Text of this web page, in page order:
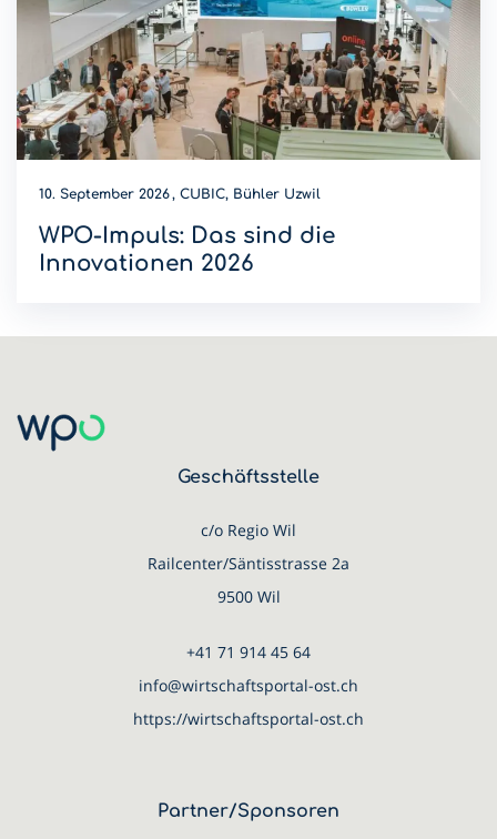
10. September 2026 CUBIC, Bühler Uzwil
WPO-Impuls: Das sind die
Innovationen 2026
Geschäftsstelle
c/o Regio Wil
Railcenter/Säntisstrasse 2a
9500 Wil
+41 71 914 45 64
info@wirtschaftsportal-ost.ch
https://wirtschaftsportal-ost.ch
Partner/Sponsoren